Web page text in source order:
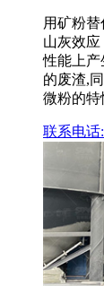
用矿粉
山灰效
性能上产
的废渣,
微粉的特
联系电话: